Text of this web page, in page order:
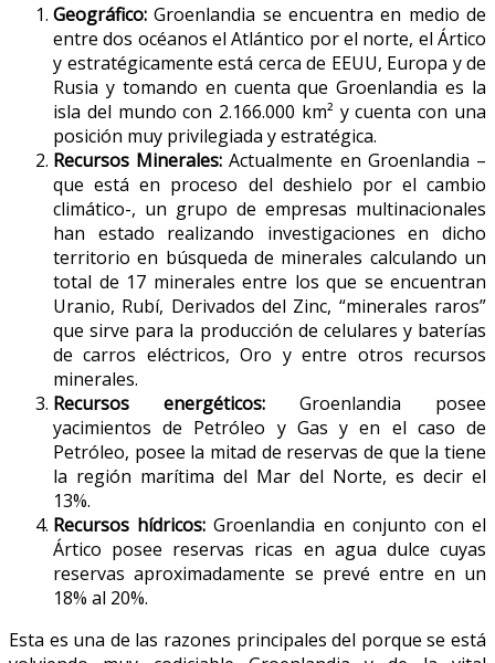
Geográfico:Groenlandia se encuentra en medio de
entre dos océanos el Atlántico por el norte, el Ártico
y estratégicamente está cerca de EEUU, Europa y de
Rusia y tomando en cuenta que Groenlandia es la
isla del mundo con 2.166.000 km² y cuenta con una
posición muy privilegiada y estratégica.
Recursos Minerales: Actualmente en Groenlandia –
que está en proceso del deshielo por el cambio
climático-, un grupo de empresas multinacionales
han estado realizando investigaciones en dicho
territorio en búsqueda de minerales calculando un
total de 17 minerales entre los que se encuentran
Uranio, Rubí, Derivados del Zinc, “minerales raros”
que sirve para la producción de celulares y baterías
de carros eléctricos, Oro y entre otros recursos
minerales.
Recursos energéticos: Groenlandia posee
yacimientos de Petróleo y Gas y en el caso de
Petróleo, posee la mitad de reservas de que la tiene
la región marítima del Mar del Norte, es decir el
13%.
Recursos hídricos: Groenlandia en conjunto con el
Ártico posee reservas ricas en agua dulce cuyas
reservas aproximadamente se prevé entre en un
18% al 20%.
Esta es una de las razones principales del porque se está